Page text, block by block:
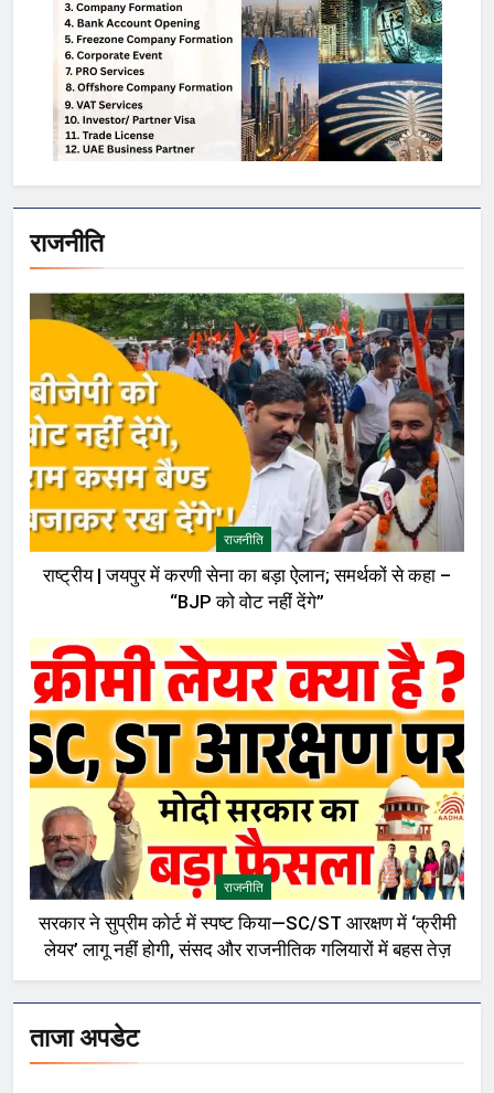
राजनीति
राजनीति
राष्ट्रीय | जयपुर में करणी सेना का बड़ा ऐलान; समर्थकों से कहा –
“BJP को वोट नहीं देंगे”
राजनीति
सरकार ने सुप्रीम कोर्ट में स्पष्ट किया—SC/ST आरक्षण में ‘क्रीमी
लेयर’ लागू नहीं होगी, संसद और राजनीतिक गलियारों में बहस तेज़
ताजा अपडेट